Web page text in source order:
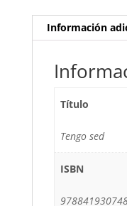
Información
Título
Tengo sed
ISBN